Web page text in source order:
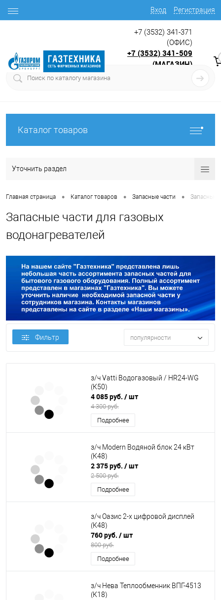
Вход Регистрация
+7 (3532) 341-371
(ОФИС)
+7 (3532) 341-509
(МАГАЗИН)
Каталог товаров
Уточнить раздел
Главная страница • Каталог товаров • Запасные части • Запасные
Запасные части для газовых
водонагревателей
Фильтр популярности
з/ч Vatti Водогазовый / HR24-WG
(К50)
4 085 руб. / шт
4 300 руб.
Подробнее
з/ч Modern Водяной блок 24 кВт
(К48)
2 375 руб. / шт
2 500 руб.
Подробнее
з/ч Оазис 2-х цифровой дисплей
(К48)
760 руб. / шт
800 руб.
Подробнее
з/ч Нева Теплообменник ВПГ-4513
(К18)